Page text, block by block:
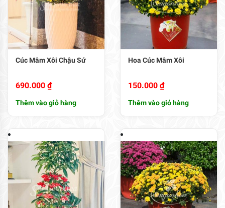
Cúc Mâm Xôi Chậu Sứ
690.000 ₫
Thêm vào giỏ hàng
Hoa Cúc Mâm Xôi
150.000 ₫
Thêm vào giỏ hàng